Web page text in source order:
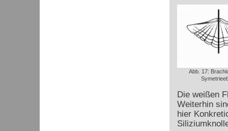
Abb. 17:
Die weißen
Weiterhin
hier